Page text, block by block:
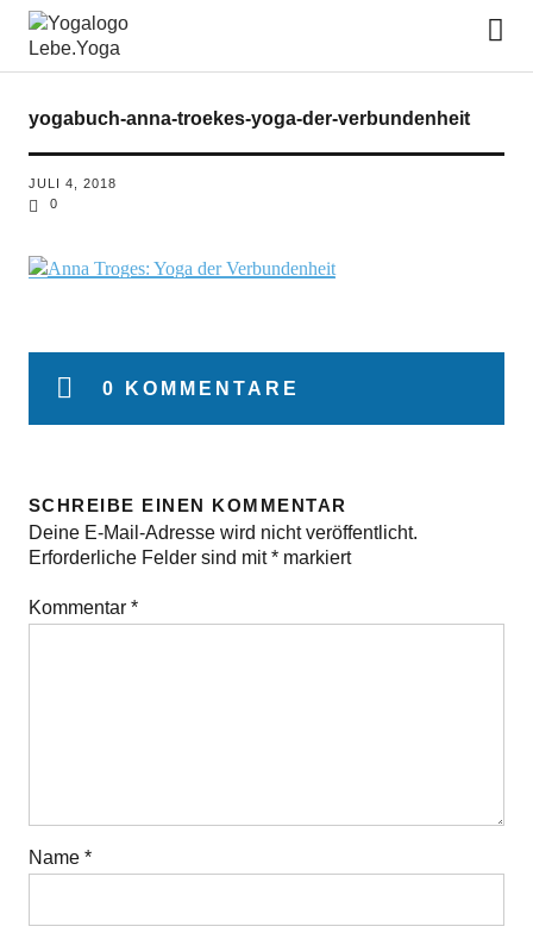
Lebe.Yoga: der Yoga Blog | das
Yoga Magazin
yogabuch-anna-troekes-yoga-der-verbundenheit
JULI 4, 2018
0
0 KOMMENTARE
SCHREIBE EINEN KOMMENTAR
Deine E-Mail-Adresse wird nicht veröffentlicht.
Erforderliche Felder sind mit*markiert
Kommentar *
Name *